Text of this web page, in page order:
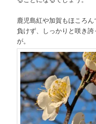
鹿児島紅や加賀もほころ
負けず、しっかりと咲き
が。